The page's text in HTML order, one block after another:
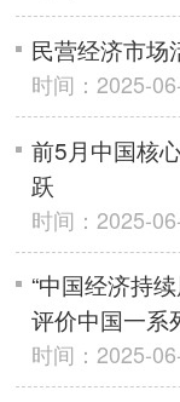
民营经济市场
时间：2025-
前5月中国核
跃
时间：2025-
“中国经济持
评价中国一系
时间：2025-